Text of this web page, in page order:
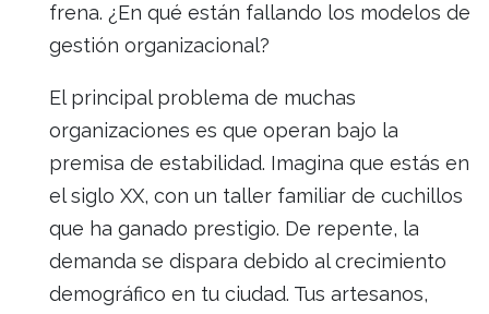
frena. ¿En qué están fallando los modelos de
gestión organizacional?
El principal problema de muchas
organizaciones es que operan bajo la
premisa de estabilidad. Imagina que estás en
el siglo XX, con un taller familiar de cuchillos
que ha ganado prestigio. De repente, la
demanda se dispara debido al crecimiento
demográfico en tu ciudad. Tus artesanos,